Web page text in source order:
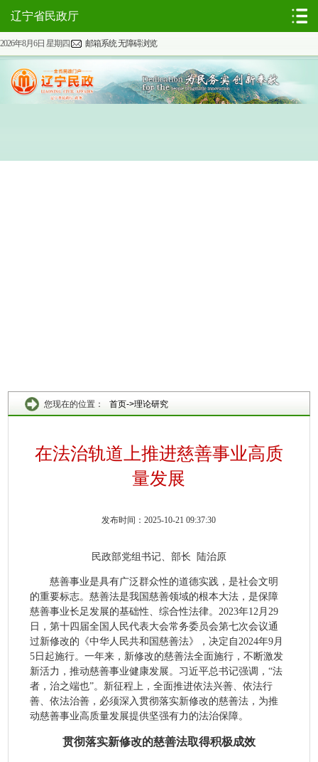
2026年8月6日 星期四 邮箱系统无障碍浏览
辽宁省民政厅
您现在的位置： 首页->理论研究
在法治轨道上推进慈善事业高质
量发展
发布时间：2025-10-21 09:37:30
民政部党组书记、部长 陆治原
慈善事业是具有广泛群众性的道德实践，是社会文明
的重要标志。慈善法是我国慈善领域的根本大法，是保障
慈善事业长足发展的基础性、综合性法律。2023年12月29
日，第十四届全国人民代表大会常务委员会第七次会议通
过新修改的《中华人民共和国慈善法》，决定自2024年9月
5日起施行。一年来，新修改的慈善法全面施行，不断激发
新活力，推动慈善事业健康发展。习近平总书记强调，“法
者，治之端也”。新征程上，全面推进依法兴善、依法行
善、依法治善，必须深入贯彻落实新修改的慈善法，为推
动慈善事业高质量发展提供坚强有力的法治保障。
贯彻落实新修改的慈善法取得积极成效